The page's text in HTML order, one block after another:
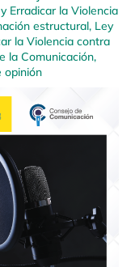
Erradicar la Violencia
estructural, Ley
la Violencia contra
la Comunicación,
opinión